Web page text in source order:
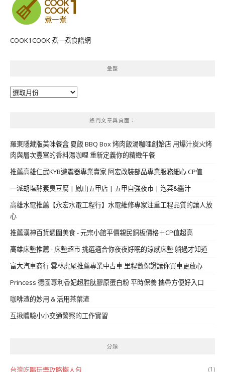
COOK1COOK 煮一煮食譜網
彙整
彙
熱門文章與頁面︰
羅東隱藏版美味餐盒 夏飯 BBQ Box 烤肉飯湯咖哩創始店 用爆汁炭火烤
肉與層次豐富的香料湯咖哩 重新定義你的精緻午餐
推薦高雄仁武KYB避震器專業賣家 阿宏改裝部品專業服務細心 CP值
一派胡塩酵素臭豆腐 | 鳳山五甲店 | 五甲自強夜市 | 泡菜&醬汁
高雄水電推薦【永宏水電工程行】水電維修專家注重工程品質的讓人放
心
推薦漢神百貨週圍美食 - 元宗小館平價親民銅板價格＋CP值超高
高雄床墊推薦 - 床墊超市 挑選適合你夜夜好眠的涼感床墊 躺過才知道
富大汽車商行 雲林虎尾推薦專業中古車 里程數保證讓你買車更放心
Princess 德國專利香妃超胜肽膠原蛋白粉 平時保養 攜帶方便好入口
咖啡渣的妙用 & 活用茶葉渣
互揪體驗小小交通警察的工作實習
分類
台灣吃喝玩樂攻略懶人包 (1)